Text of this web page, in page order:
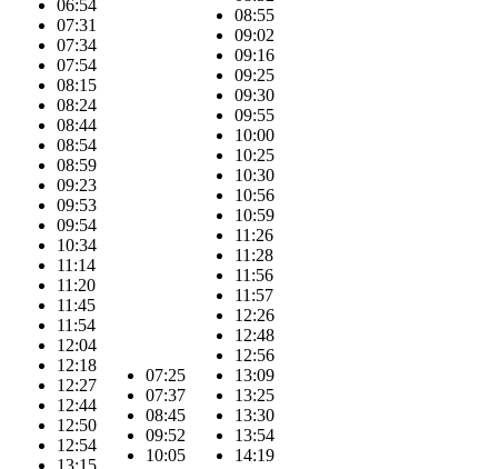
06:54
07:31
07:34
07:54
08:15
08:24
08:44
08:54
08:59
09:23
09:53
09:54
10:34
11:14
11:20
11:45
11:54
12:04
12:18
12:27
12:44
12:50
12:54
07:25
07:37
08:45
09:52
10:05
08:55
09:02
09:16
09:25
09:30
09:55
10:00
10:25
10:30
10:56
10:59
11:26
11:28
11:56
11:57
12:26
12:48
12:56
13:09
13:25
13:30
13:54
14:19